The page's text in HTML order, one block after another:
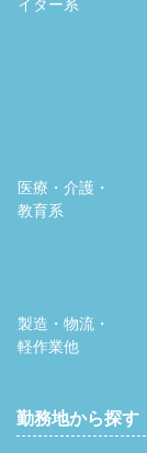
医療・介護・
教育系
製造・物流・
軽作業他
勤務地から探す